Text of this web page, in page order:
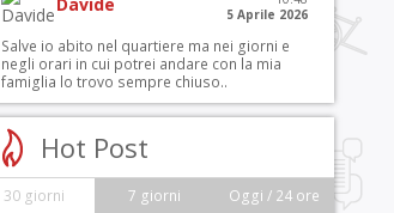
5 Aprile 2026
Salve io abito nel quartiere ma nei giorni e
negli orari in cui potrei andare con la mia
famiglia lo trovo sempre chiuso..
Hot Post
30 giorni 7 giorni Oggi / 24 ore